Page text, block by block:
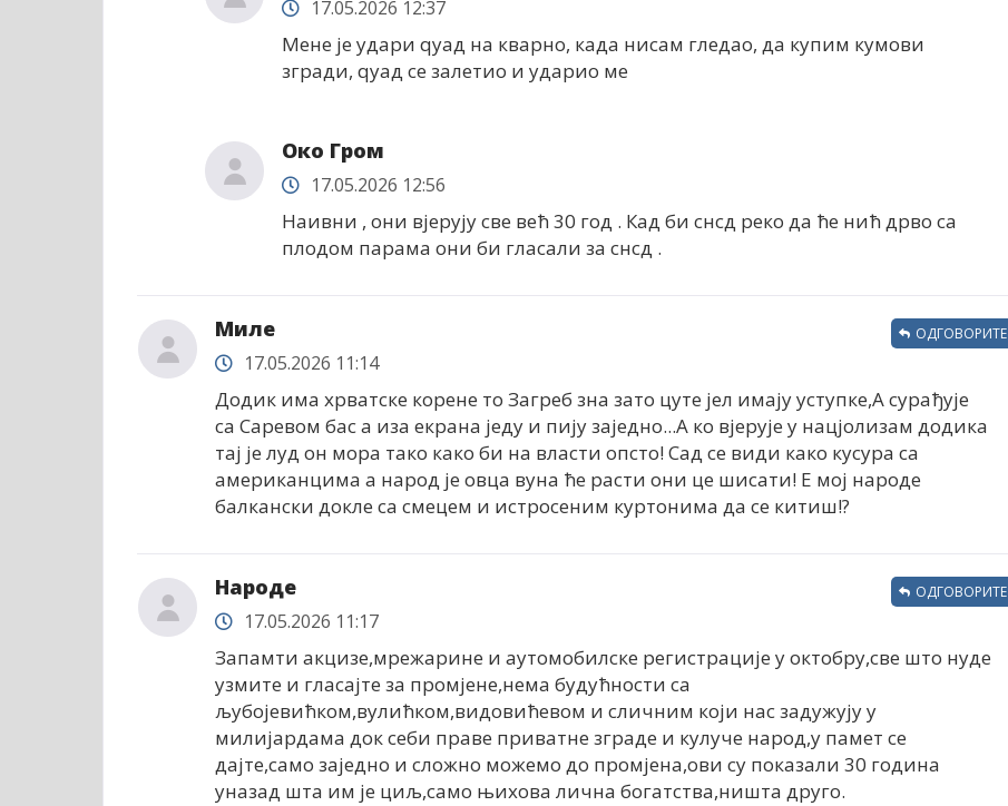
17.05.2026 12:37
Мене је удари qуад на кварно, када нисам гледао, да купим кумови
згради, qуад се залетио и ударио ме
Око Гром
17.05.2026 12:56
Наивни , они вјерују све већ 30 год . Кад би снсд реко да ће нић дрво са
плодом парама они би гласали за снсд .
Миле
17.05.2026 11:14
Додик има хрватске корене то Загреб зна зато цуте јел имају уступке,А сурађује
са Саревом бас а иза екрана једу и пију заједно...А ко вјерује у нацјолизам додика
тај је луд он мора тако како би на власти опсто! Сад се види како кусура са
американцима а народ је овца вуна ће расти они це шисати! Е мој народе
балкански докле са смецем и истросеним куртонима да се китиш!?
ОДГОВОРИТЕ
Народе
17.05.2026 11:17
Запамти акцизе,мрежарине и аутомобилске регистрације у октобру,све што нуде
узмите и гласајте за промјене,нема будућности са
љубојевићком,вулићком,видовићевом и сличним који нас задужују у
милијардама док себи праве приватне зграде и кулуче народ,у памет се
дајте,само заједно и сложно можемо до промјена,ови су показали 30 година
уназад шта им је циљ,само њихова лична богатства,ништа друго.
ОДГОВОРИТЕ